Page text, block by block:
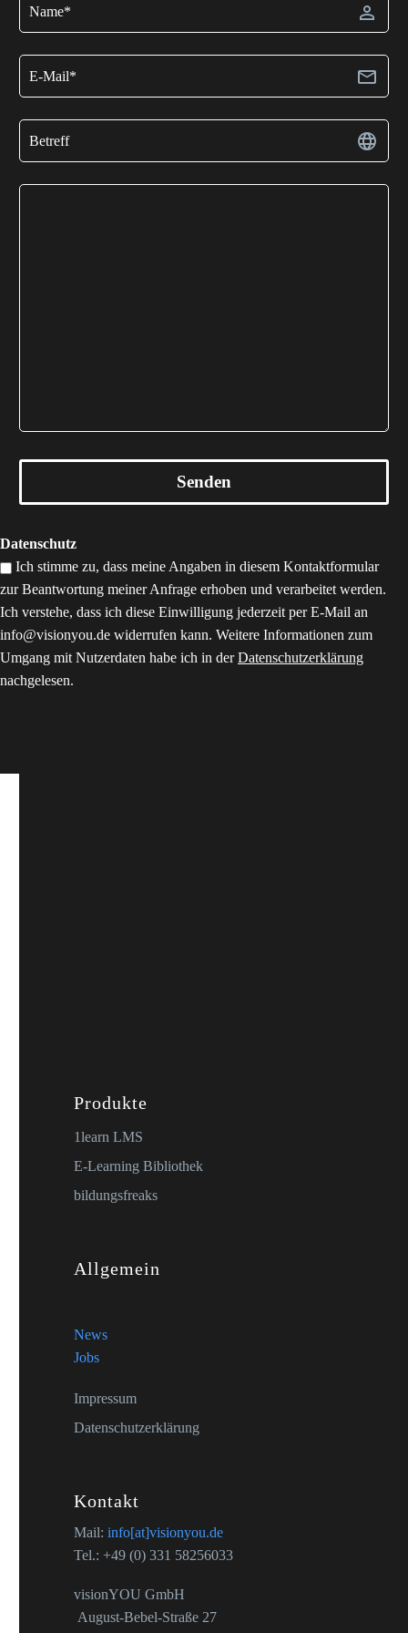
Datenschutz
Ich stimme zu, dass meine Angaben in diesem Kontaktformular
zur Beantwortung meiner Anfrage erhoben und verarbeitet werden.
Ich verstehe, dass ich diese Einwilligung jederzeit per E-Mail an
info@visionyou.de widerrufen kann. Weitere Informationen zum
Umgang mit Nutzerdaten habe ich in derDatenschutzerklärung
nachgelesen.
Produkte
1learn LMS
E-Learning Bibliothek
bildungsfreaks
Allgemein
News
Jobs
Impressum
Datenschutzerklärung
Kontakt
Mail: info[at]visionyou.de
Tel.: +49 (0) 331 58256033
visionYOU GmbH
August-Bebel-Straße 27